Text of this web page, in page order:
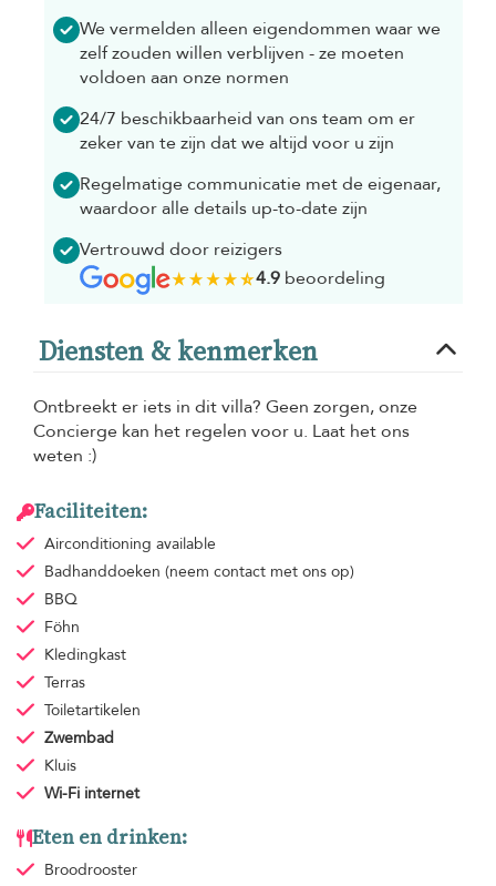
We vermelden alleen eigendommen waar we
zelf zouden willen verblijven - ze moeten
voldoen aan onze normen
24/7 beschikbaarheid van ons team om er
zeker van te zijn dat we altijd voor u zijn
Regelmatige communicatie met de eigenaar,
waardoor alle details up-to-date zijn
Vertrouwd door reizigers
4.9beoordeling
Diensten & kenmerken
Ontbreekt er iets in dit villa? Geen zorgen, onze
Concierge kan het regelen voor u. Laat het ons
weten :)
Faciliteiten:
Airconditioning available
Badhanddoeken (neem contact met ons op)
BBQ
Föhn
Kledingkast
Terras
Toiletartikelen
Zwembad
Kluis
Wi-Fi internet
Eten en drinken:
Broodrooster